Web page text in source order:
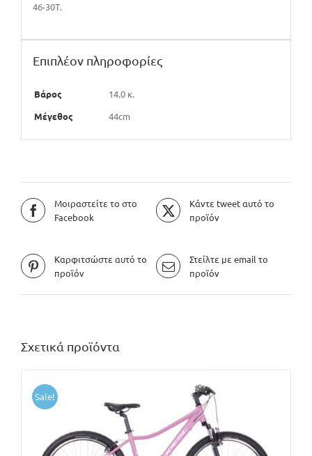
46-30Τ.
Επιπλέον πληροφορίες
Βάρος
14.0 κ.
Μέγεθος
44cm
Μοιραστείτε το στο
Facebook
Κάντε tweet αυτό το
προϊόν
Καρφιτσώστε αυτό το
προϊόν
Στείλτε με email το
προϊόν
Σχετικά προϊόντα
Sale!